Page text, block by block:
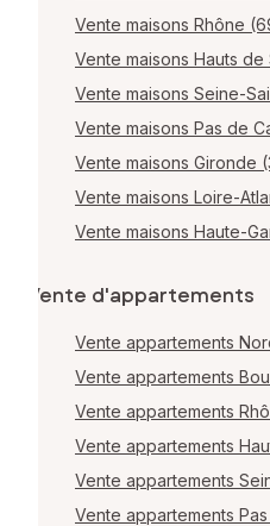
Vente maisons Rhône
Vente maisons Hauts de
Vente maisons Seine-
Vente maisons Pas de
Vente maisons Gironde
Vente maisons Loire-
Vente maisons Haute-
Vente d'appartements
Vente appartements
Vente appartements
Vente appartements
Vente appartements
Vente appartements
Vente appartements